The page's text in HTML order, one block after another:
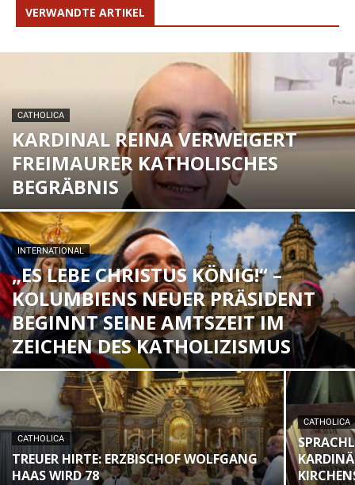
VERWANDTE ARTIKEL
CATHOLICA
KARDINAL REINA VERWEIGERT
FREIMAURER KATHOLISCHES
BEGRÄBNIS
INTERNATIONAL
„ES LEBE CHRISTUS KÖNIG!“ –
KOLUMBIENS NEUER PRÄSIDENT
BEGINNT SEINE AMTSZEIT IM
ZEICHEN DES KATHOLIZISMUS
CATHOLICA
TREUER HIRTE: ERZBISCHOF WOLFGANG
HAAS WIRD 78
CATHOLICA